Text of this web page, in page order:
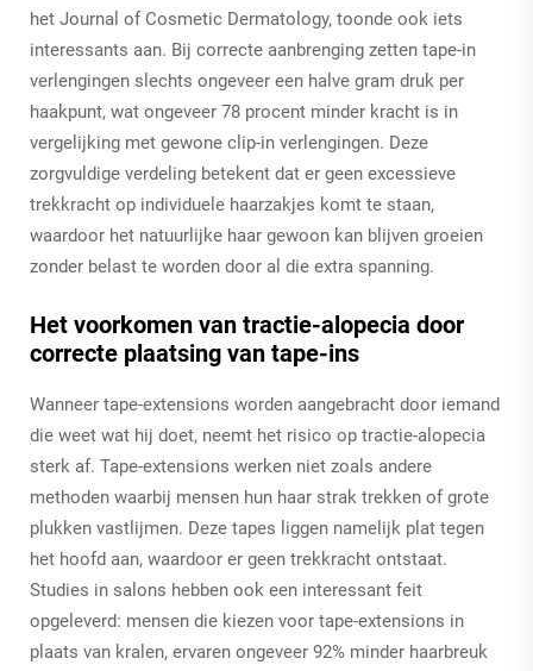
het Journal of Cosmetic Dermatology, toonde ook iets
interessants aan. Bij correcte aanbrenging zetten tape-in
verlengingen slechts ongeveer een halve gram druk per
haakpunt, wat ongeveer 78 procent minder kracht is in
vergelijking met gewone clip-in verlengingen. Deze
zorgvuldige verdeling betekent dat er geen excessieve
trekkracht op individuele haarzakjes komt te staan,
waardoor het natuurlijke haar gewoon kan blijven groeien
zonder belast te worden door al die extra spanning.
Het voorkomen van tractie-alopecia door
correcte plaatsing van tape-ins
Wanneer tape-extensions worden aangebracht door iemand
die weet wat hij doet, neemt het risico op tractie-alopecia
sterk af. Tape-extensions werken niet zoals andere
methoden waarbij mensen hun haar strak trekken of grote
plukken vastlijmen. Deze tapes liggen namelijk plat tegen
het hoofd aan, waardoor er geen trekkracht ontstaat.
Studies in salons hebben ook een interessant feit
opgeleverd: mensen die kiezen voor tape-extensions in
plaats van kralen, ervaren ongeveer 92% minder haarbreuk